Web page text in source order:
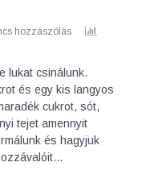
hozzászólás
lukat csinálunk.
és egy kis langyos
cukrot, sót,
tejet amennyit
és hagyjuk